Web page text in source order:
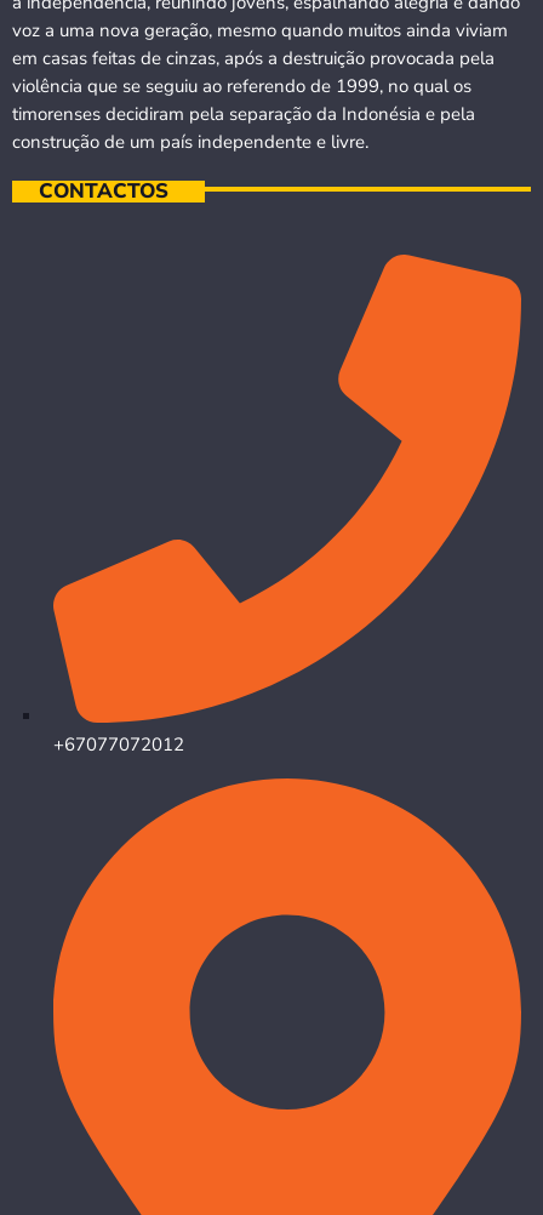
voz a uma nova geração, mesmo quando muitos ainda viviam
em casas feitas de cinzas, após a destruição provocada pela
violência que se seguiu ao referendo de 1999, no qual os
timorenses decidiram pela separação da Indonésia e pela
construção de um país independente e livre.
CONTACTOS
+67077072012